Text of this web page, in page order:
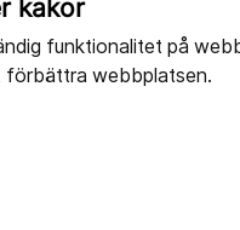
kakor
funktionalitet på
förbättra webbplatsen.
Anslagstavla